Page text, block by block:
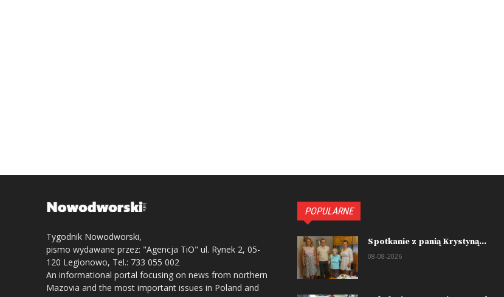
Tygodnik Nowodworski,
pismo wydawane przez: "Agencja TiO" ul. Rynek 2, 05-
120 Legionowo, Tel.: 733 055 002
An informational portal focusing on news from northern
Mazovia and the most important issues in Poland and
POPULARNE
Spotkanie z panią Krystyną...
08-08-2026